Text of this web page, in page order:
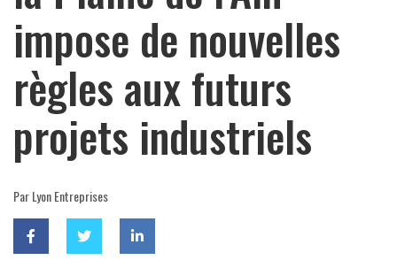
impose de nouvelles
règles aux futurs
projets industriels
Par Lyon Entreprises